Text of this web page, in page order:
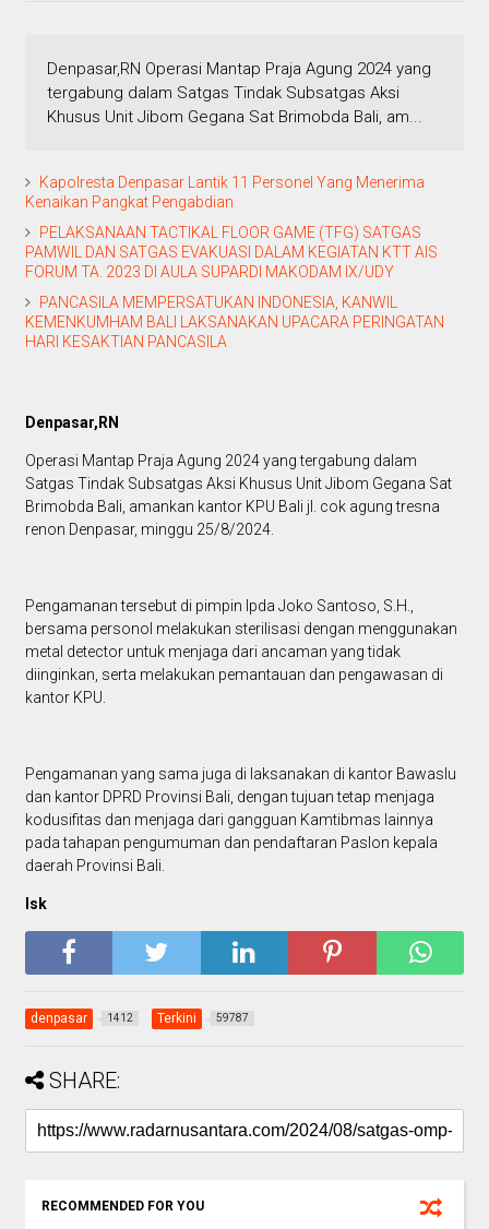
Denpasar,RN Operasi Mantap Praja Agung 2024 yang
tergabung dalam Satgas Tindak Subsatgas Aksi
Khusus Unit Jibom Gegana Sat Brimobda Bali, am...
Kapolresta Denpasar Lantik 11 Personel Yang Menerima
Kenaikan Pangkat Pengabdian
PELAKSANAAN TACTIKAL FLOOR GAME (TFG) SATGAS
PAMWIL DAN SATGAS EVAKUASI DALAM KEGIATAN KTT AIS
FORUM TA. 2023 DI AULA SUPARDI MAKODAM IX/UDY
PANCASILA MEMPERSATUKAN INDONESIA, KANWIL
KEMENKUMHAM BALI LAKSANAKAN UPACARA PERINGATAN
HARI KESAKTIAN PANCASILA
Denpasar,RN
Operasi Mantap Praja Agung 2024 yang tergabung dalam
Satgas Tindak Subsatgas Aksi Khusus Unit Jibom Gegana Sat
Brimobda Bali, amankan kantor KPU Bali jl. cok agung tresna
renon Denpasar, minggu 25/8/2024.
Pengamanan tersebut di pimpin Ipda Joko Santoso, S.H.,
bersama personol melakukan sterilisasi dengan menggunakan
metal detector untuk menjaga dari ancaman yang tidak
diinginkan, serta melakukan pemantauan dan pengawasan di
kantor KPU.
Pengamanan yang sama juga di laksanakan di kantor Bawaslu
dan kantor DPRD Provinsi Bali, dengan tujuan tetap menjaga
kodusifitas dan menjaga dari gangguan Kamtibmas lainnya
pada tahapan pengumuman dan pendaftaran Paslon kepala
daerah Provinsi Bali.
Isk
denpasar 1412 Terkini 59787
SHARE:
RECOMMENDED FOR YOU